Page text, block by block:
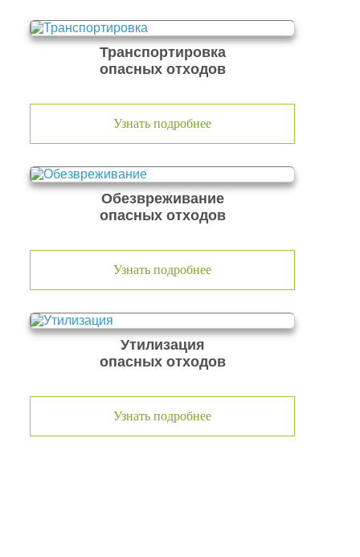
Транспортировка
опасных отходов
Узнать подробнее
Обезвреживание
опасных отходов
Узнать подробнее
Утилизация
опасных отходов
Узнать подробнее